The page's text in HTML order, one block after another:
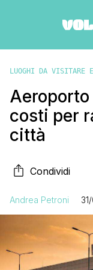
LUOGHI DA VISITARE
costi per
città
Condividi
Andrea Petroni